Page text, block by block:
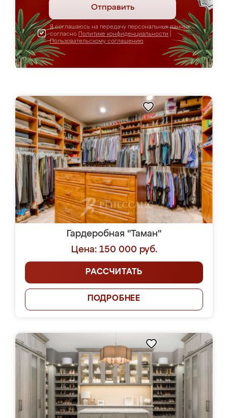
Отправить
Я соглашаюсь на передачу персональных данных
согласно Политике конфиденциальности
Пользовательскому соглашению
Гардеробная "Таман"
Цена: 150 000 руб.
РАССЧИТАТЬ
ПОДРОБНЕЕ